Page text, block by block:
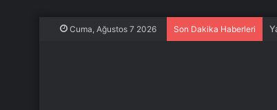
Cuma, Ağustos 7 2026 Son Dakika Haberleri